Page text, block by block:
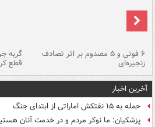
۶ فوتی و ۵ مصدوم بر اثر تصادف
زنجیره‌ای
گربه
قطع
آخرین اخبار
حمله به ۱۵ نفتکش‌ اماراتی از ابتدای جنگ
پزشکیان: ما نوکر مردم و در خدمت آنان